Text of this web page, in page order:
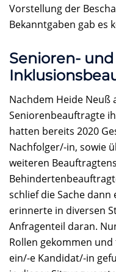
Vorstellung der
Bekanntgaben gab es
Senioren- und
Nachdem Heide Neuß
Seniorenbeauftragte
hatten bereits 2020
Nachfolger/-in, sowie
weiteren
schlief die Sache
erinnerte in diversen
Anfragenteil daran.
Rollen gekommen
ein/-e Kandidat/-in